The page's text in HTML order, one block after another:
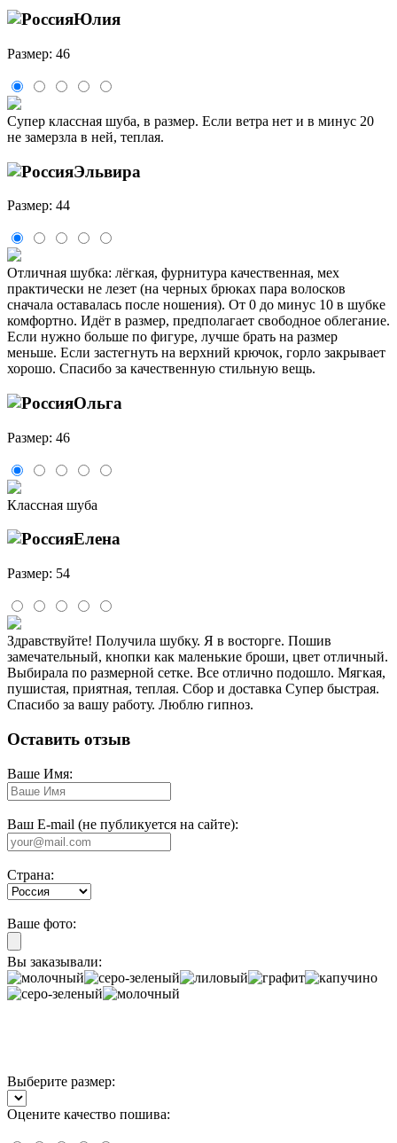
Юлия
Размер: 46
Супер классная шуба, в размер. Если ветра нет и в минус 20
не замерзла в ней, теплая.
Эльвира
Размер: 44
Отличная шубка: лёгкая, фурнитура качественная, мех
практически не лезет (на черных брюках пара волосков
сначала оставалась после ношения). От 0 до минус 10 в шубке
комфортно. Идёт в размер, предполагает свободное облегание.
Если нужно больше по фигуре, лучше брать на размер
меньше. Если застегнуть на верхний крючок, горло закрывает
хорошо. Спасибо за качественную стильную вещь.
Ольга
Размер: 46
Классная шуба
Елена
Размер: 54
Здравствуйте! Получила шубку. Я в восторге. Пошив
замечательный, кнопки как маленькие броши, цвет отличный.
Выбирала по размерной сетке. Все отлично подошло. Мягкая,
пушистая, приятная, теплая. Сбор и доставка Супер быстрая.
Спасибо за вашу работу. Люблю гипноз.
Оставить отзыв
Ваше Имя:
Ваш E-mail (не публикуется на сайте):
Страна:
Ваше фото:
Вы заказывали:
Выберите размер:
Оцените качество пошива: